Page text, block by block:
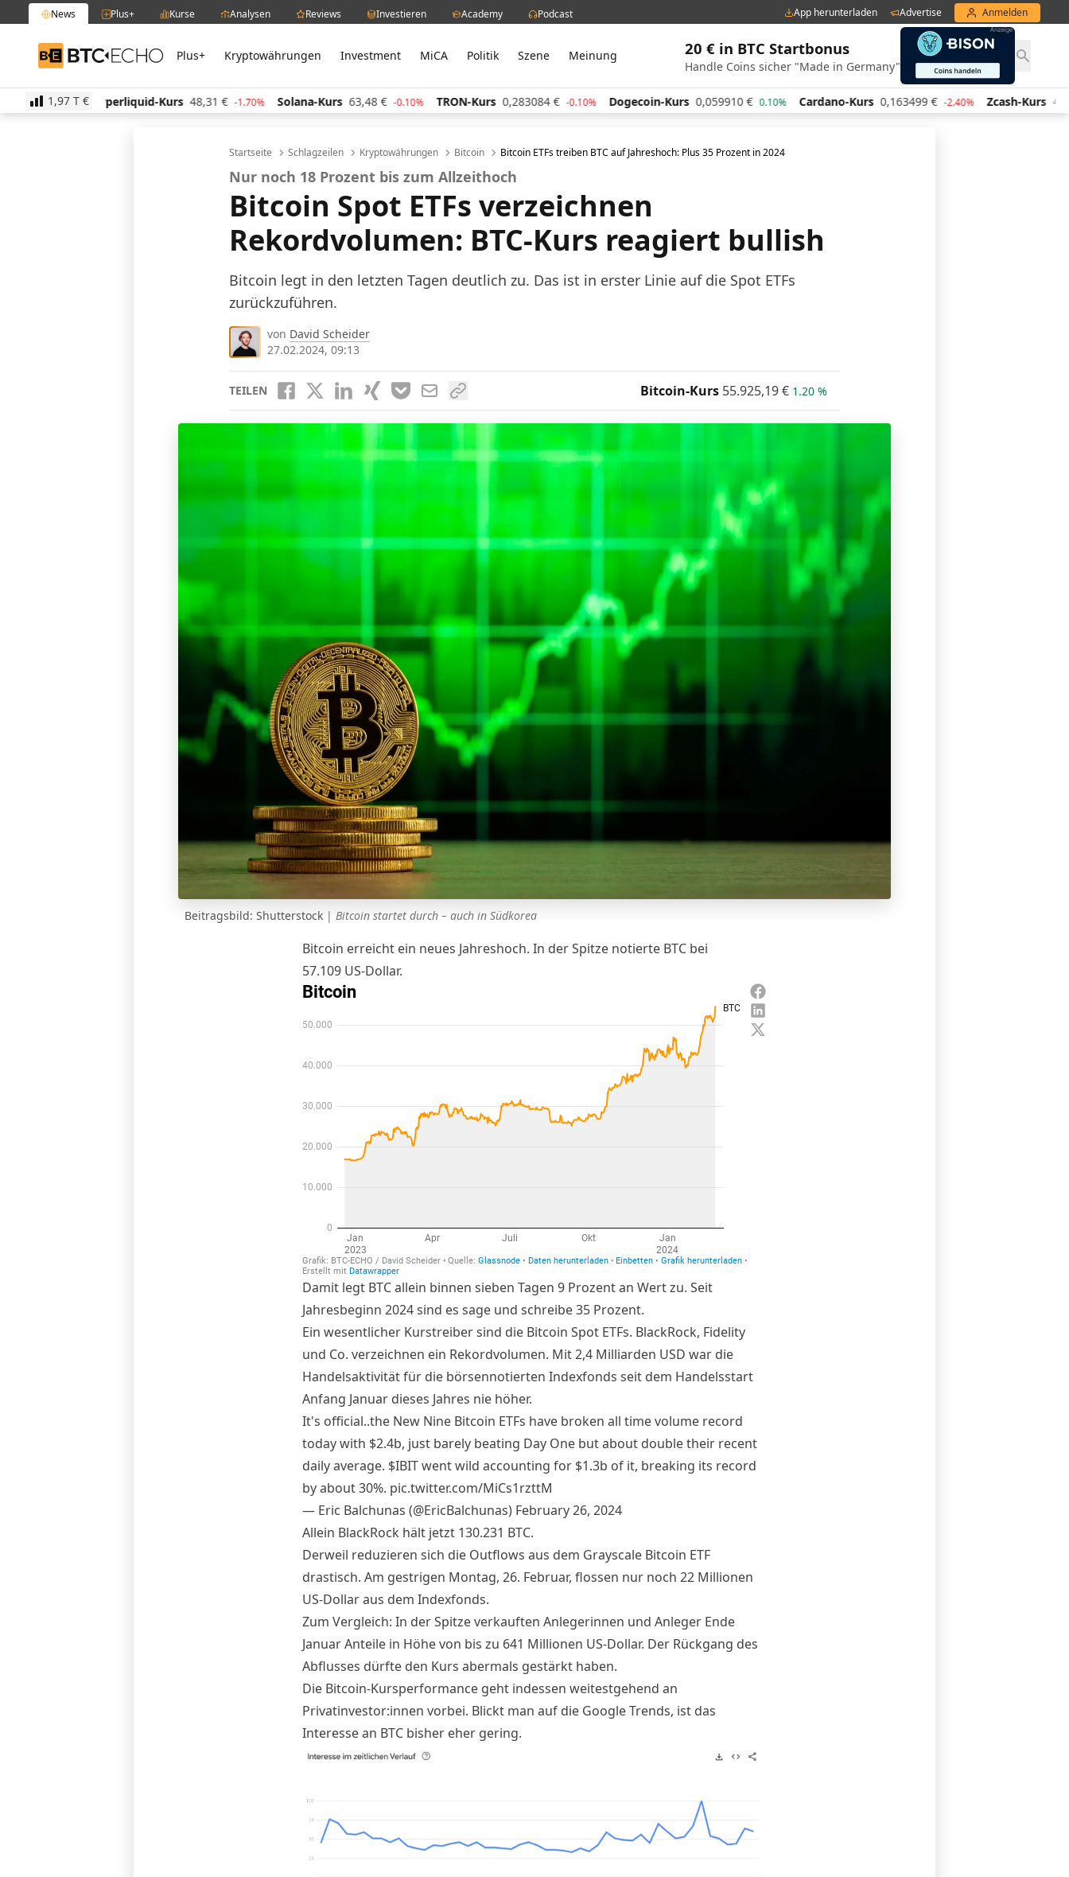
News Plus+ Kurse Analysen Reviews Investieren Academy Podcast App herunterladen Advertise Anmelden
BTC-ECHO Plus+ Kryptowährungen Investment MiCA Politik Szene Meinung 20 € in BTC Startbonus
Handle Coins sicher "Made in Germany"
1,97 T €
Kurs 48,31 -1.70% Solana-Kurs 63,48 € -0.10% TRON-Kurs 0,283084 € -0.10% Dogecoin-Kurs 0,059910 € 0.10% Cardano-Kurs 0,163499 € -2.40% Zcash-Kurs 434,78 € -2.10%
Startseite Schlagzeilen Kryptowährungen Bitcoin Bitcoin ETFs treiben BTC auf Jahreshoch: Plus 35 Prozent in 2024
Nur noch 18 Prozent bis zum Allzeithoch
Bitcoin Spot ETFs verzeichnen
Rekordvolumen: BTC-Kurs reagiert bullish
Bitcoin legt in den letzten Tagen deutlich zu. Das ist in erster Linie auf die Spot ETFs
zurückzuführen.
von David Scheider
27.02.2024, 09:13
TEILEN Bitcoin-Kurs 55.925,19€ 1.20 %
Beitragsbild: Shutterstock | Bitcoin startet durch – auch in Südkorea
Bitcoin erreicht ein neues Jahreshoch. In der Spitze notierte BTC bei
57.109 US-Dollar.
Damit legt BTC allein binnen sieben Tagen 9 Prozent an Wert zu. Seit
Jahresbeginn 2024 sind es sage und schreibe 35 Prozent.
Ein wesentlicher Kurstreiber sind die Bitcoin Spot ETFs. BlackRock, Fidelity
und Co. verzeichnen ein Rekordvolumen. Mit 2,4 Milliarden USD war die
Handelsaktivität für die börsennotierten Indexfonds seit dem Handelsstart
Anfang Januar dieses Jahres nie höher.
It's official..the New Nine Bitcoin ETFs have broken all time volume record
today with $2.4b, just barely beating Day One but about double their recent
daily average. $IBITwent wild accounting for $1.3b of it, breaking its record
by about 30%. pic.twitter.com/MiCs1rzttM
— Eric Balchunas (@EricBalchunas) February 26, 2024
Allein BlackRock hältjetzt 130.231 BTC.
Derweil reduzieren sich die Outflows aus dem Grayscale Bitcoin ETF
drastisch. Am gestrigen Montag, 26. Februar, flossen nur noch 22 Millionen
US-Dollar aus dem Indexfonds.
Zum Vergleich: In der Spitzeverkauften Anlegerinnen und Anleger Ende
Januar Anteile in Höhe von bis zu 641 Millionen US-Dollar. Der Rückgang des
Abflusses dürfte den Kurs abermals gestärkt haben.
Die Bitcoin-Kursperformance geht indessen weitestgehend an
Privatinvestor:innen vorbei. Blickt man auf die Google Trends, ist das
Interesse an BTC bisher eher gering.